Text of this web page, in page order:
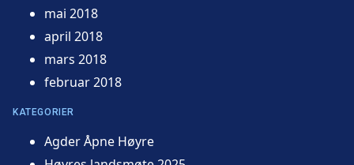
mai 2018
april 2018
mars 2018
februar 2018
KATEGORIER
Agder Åpne Høyre